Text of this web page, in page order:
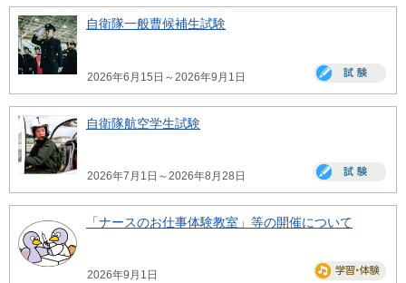
自衛隊一般曹候補生試験
2026年6月15日～2026年9月1日
自衛隊航空学生試験
2026年7月1日～2026年8月28日
「ナースのお仕事体験教室」等の開催について
2026年9月1日